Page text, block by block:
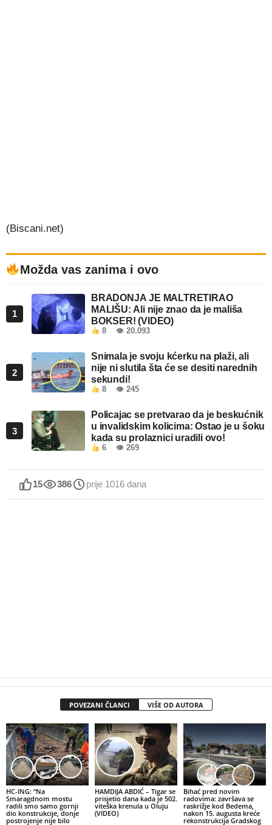
(Biscani.net)
Možda vas zanima i ovo
1
BRADONJA JE MALTRETIRAO
MALIŠU: Ali nije znao da je mališa
BOKSER! (VIDEO)
8 👁 20.093
2
Snimala je svoju kćerku na plaži, ali
nije ni slutila šta će se desiti narednih
sekundi!
8 👁 245
3
Policajac se pretvarao da je beskućnik
u invalidskim kolicima: Ostao je u šoku
kada su prolaznici uradili ovo!
6 👁 269
15 386 prije 1016 dana
POVEZANI ČLANCI VIŠE OD AUTORA
HC-ING: “Na
Smaragdnom mostu
radili smo samo gornji
dio konstrukcije, donje
postrojenje nije bilo
HAMDIJA ABDIĆ – Tigar se
prisjetio dana kada je 502.
viteška krenula u Oluju
(VIDEO)
Bihać pred novim
radovima: završava se
raskrižje kod Bedema,
nakon 15. augusta kreće
rekonstrukcija Gradskog